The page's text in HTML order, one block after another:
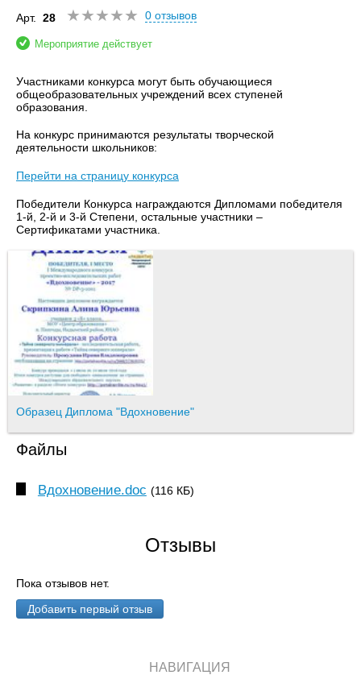
Арт. 28 0 отзывов
Мероприятие действует
Участниками конкурса могут быть обучающиеся
общеобразовательных учреждений всех ступеней
образования.
На конкурс принимаются результаты творческой
деятельности школьников:
Перейти на страницу конкурса
Победители Конкурса награждаются Дипломами победителя
1-й, 2-й и 3-й Степени, остальные участники –
Сертификатами участника.
Образец Диплома "Вдохновение"
Файлы
Вдохновение.doc (116 КБ)
Отзывы
Пока отзывов нет.
Добавить первый отзыв
НАВИГАЦИЯ